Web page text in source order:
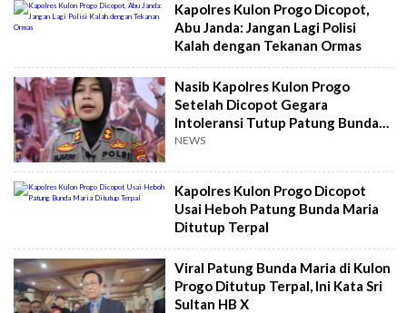
Kapolres Kulon Progo Dicopot,
Abu Janda: Jangan Lagi Polisi
Kalah dengan Tekanan Ormas
Nasib Kapolres Kulon Progo
Setelah Dicopot Gegara
Intoleransi Tutup Patung Bunda
Maria
NEWS
Kapolres Kulon Progo Dicopot
Usai Heboh Patung Bunda Maria
Ditutup Terpal
Viral Patung Bunda Maria di Kulon
Progo Ditutup Terpal, Ini Kata Sri
Sultan HB X